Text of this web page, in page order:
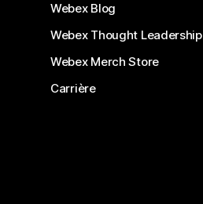
Webex Blog
Webex Thought Leadership
Webex Merch Store
Carrière